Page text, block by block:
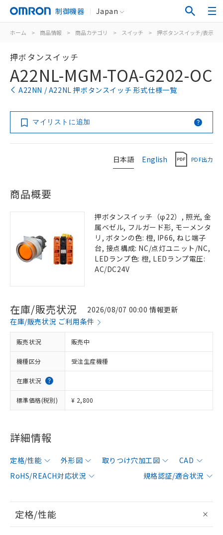
制御機器 Japan
ホーム > 商品情報 > 商品カテゴリ > スイッチ > 押ボタンスイッチ/表示灯
押ボタンスイッチ
A22NL-MGM-TOA-G202-OC
A22NN / A22NL 押ボタンスイッチ 形式仕様一覧
マイリストに追加
日本語 English PDF出力
商品概要
押ボタンスイッチ（φ22）, 照光, 金
属ベゼル, フルガード形, モーメンタ
リ, ボタンの色: 橙, IP66, ねじ端子
台, 接点構成: NC/点灯ユニット/NC,
LEDランプ色: 橙, LEDランプ電圧:
AC/DC24V
在庫/販売状況
2026/08/07 00:00 情報更新
在庫/販売状況 ご利用条件
販売状況 販売中
機種区分 受注生産機種
在庫状況
標準価格(税別) ¥ 2,800
詳細情報
定格/性能 外形図 取りつけ穴加工図
CAD
RoHS/REACH対応状況
規格認証/適合状況
定格/性能